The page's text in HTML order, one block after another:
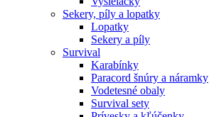
Sekery, píly a lopatky
Lopatky
Sekery a píly
Survival
Karabínky
Paracord šnúry a náramky
Vodetesné obaly
Survival sety